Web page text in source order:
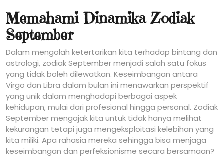
Memahami Dinamika Zodiak
September
Dalam mengolah ketertarikan kita terhadap bintang dan
astrologi, zodiak September menjadi salah satu fokus
yang tidak boleh dilewatkan. Keseimbangan antara
Virgo dan Libra dalam bulan ini menawarkan perspektif
yang unik dalam menghadapi berbagai aspek
kehidupan, mulai dari profesional hingga personal. Zodiak
September mengajak kita untuk tidak hanya melihat
kekurangan tetapi juga mengeksploitasi kelebihan yang
kita miliki. Apa rahasia mereka sehingga bisa menjaga
keseimbangan dan perfeksionisme secara bersamaan?